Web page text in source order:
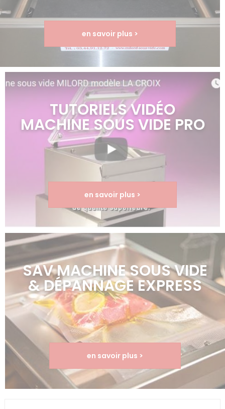
en savoir plus >
TUTORIELS VIDÉO
MACHINE SOUS VIDE PRO
en savoir plus >
SAV MACHINE SOUS VIDE
& DÉPANNAGE EXPRESS
en savoir plus >